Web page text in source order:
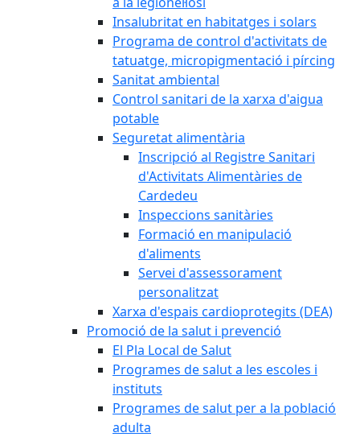
Insalubritat en habitatges i solars
Programa de control d'activitats de
tatuatge, micropigmentació i pírcing
Sanitat ambiental
Control sanitari de la xarxa d'aigua
potable
Seguretat alimentària
Inscripció al Registre Sanitari
d'Activitats Alimentàries de
Cardedeu
Inspeccions sanitàries
Formació en manipulació
d'aliments
Servei d'assessorament
personalitzat
Xarxa d'espais cardioprotegits (DEA)
Promoció de la salut i prevenció
El Pla Local de Salut
Programes de salut a les escoles i
instituts
Programes de salut per a la població
adulta